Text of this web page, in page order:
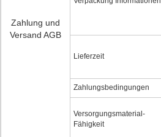
Zahlung und
Versand AGB
Lieferzeit
Zahlungsbedingungen
Versorgungsmaterial-
Fähigkeit